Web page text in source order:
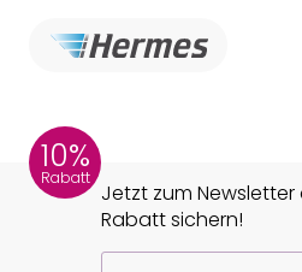
10%
Rabatt
Jetzt zum Newsletter
Rabatt sichern!